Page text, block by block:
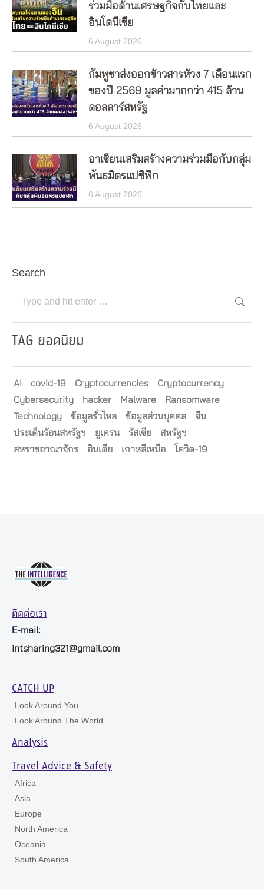
ร่วมมือด้านเศรษฐกิจกับไทยและ
อินโดนีเซีย
6 August 2026
กัมพูชาส่งออกข้าวสารห้วง 7 เดือนแรก
ของปี 2569 มูลค่ามากกว่า 415 ล้าน
ดอลลาร์สหรัฐ
6 August 2026
อาเซียนเสริมสร้างความร่วมมือกับกลุ่ม
พันธมิตรแปซิฟิก
6 August 2026
Search
Search:
TAG ยอดนิยม
AI covid-19 Cryptocurrencies
Cryptocurrency
Cybersecurity
hacker Malware
Ransomware
Technology
ข้อมูลรั่วไหล ข้อมูลส่วนบุคคล
จีน
ประเด็นร้อนสหรัฐฯ
ยูเครน รัสเซีย
สหรัฐฯ
สหราชอาณาจักร
อินเดีย เกาหลีเหนือ โควิด-19
ติดต่อเรา
E-mail:
intsharing321@gmail.com
CATCH UP
Look Around You
Look Around The World
Analysis
Travel Advice & Safety
Africa
Asia
Europe
North America
Oceania
South America